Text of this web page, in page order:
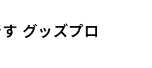
グッズプロ
の様に曖昧でも構い
。
四辺補強
生地です。ポンジと比
あります。タペストリー